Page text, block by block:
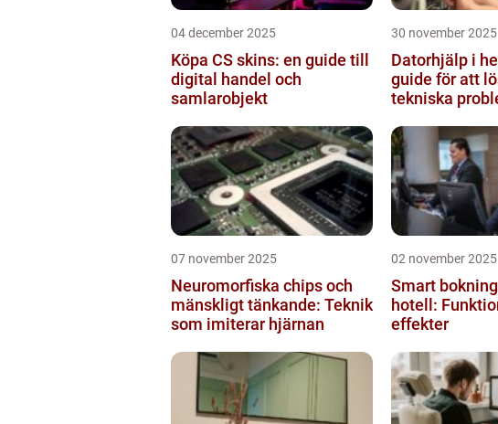
04 december 2025
Köpa CS skins: en guide till
digital handel och
samlarobjekt
30 november 2025
Datorhjälp i
guide för att
tekniska
07 november 2025
Neuromorfiska chips och
mänskligt tänkande: Teknik
som imiterar hjärnan
02 november 2025
Smart
hotell:
effekter